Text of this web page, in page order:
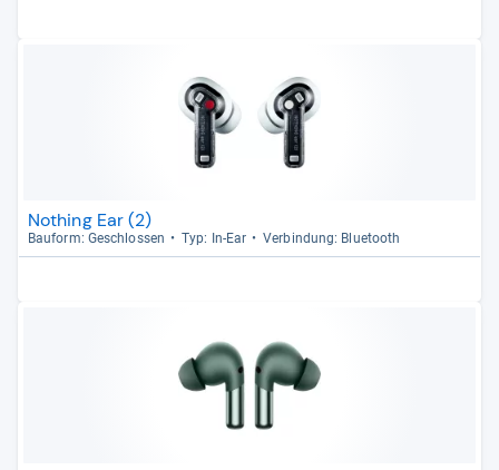
Nothing Ear (2)
Bau­form: Geschlos­sen Typ: In-​Ear Ver­bin­dung: Blue­tooth